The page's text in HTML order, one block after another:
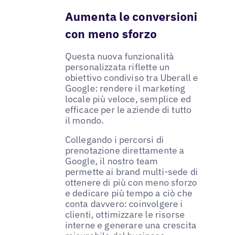
Aumenta le conversioni
con meno sforzo
Questa nuova funzionalità
personalizzata riflette un
obiettivo condiviso tra Uberall e
Google: rendere il marketing
locale più veloce, semplice ed
efficace per le aziende di tutto
il mondo.
Collegando i percorsi di
prenotazione direttamente a
Google, il nostro team
permette ai brand multi-sede di
ottenere di più con meno sforzo
e dedicare più tempo a ciò che
conta davvero: coinvolgere i
clienti, ottimizzare le risorse
interne e generare una crescita